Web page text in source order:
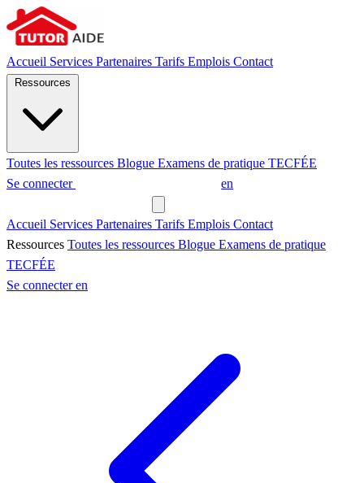
Accueil Services Partenaires Tarifs Emplois Contact
Toutes les ressources Blogue Examens de pratique TECFÉE
Se connecter
en
Accueil Services Partenaires Tarifs Emplois Contact
Ressources Toutes les ressources Blogue Examens de pratique
TECFÉE
Se connecteren